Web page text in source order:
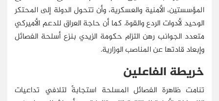
المؤسستين، الأمنية والعسكرية، وأن تتحول الدولة إلى المحتكر
الوحيد لأدوات الردع والقوة. كما أن حاجة العراق للدعم الأميركي
متعدد الجوانب رهن التزام حكومة الزيدي بنزع أسلحة الفصائل
وإبعاد قادتها عن المناصب الوزارية.
خريطة الفاعلين
تنامت ظاهرة الفصائل المسلحة استجابةً لتلافي تداعيات